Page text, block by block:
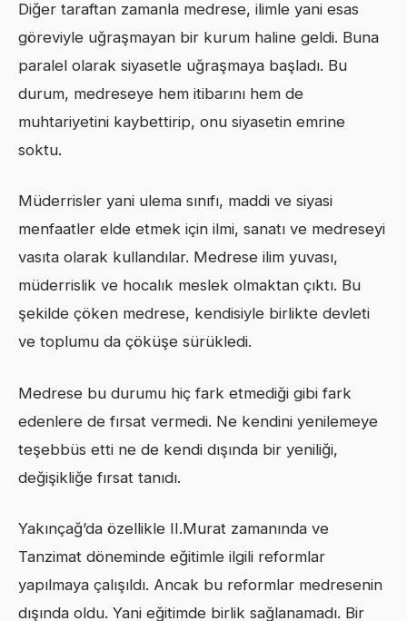
Diğer taraftan zamanla medrese, ilimle yani esas
göreviyle uğraşmayan bir kurum haline geldi. Buna
paralel olarak siyasetle uğraşmaya başladı. Bu
durum, medreseye hem itibarını hem de
muhtariyetini kaybettirip, onu siyasetin emrine
soktu.
Müderrisler yani ulema sınıfı, maddi ve siyasi
menfaatler elde etmek için ilmi, sanatı ve medreseyi
vasıta olarak kullandılar. Medrese ilim yuvası,
müderrislik ve hocalık meslek olmaktan çıktı. Bu
şekilde çöken medrese, kendisiyle birlikte devleti
ve toplumu da çöküşe sürükledi.
Medrese bu durumu hiç fark etmediği gibi fark
edenlere de fırsat vermedi. Ne kendini yenilemeye
teşebbüs etti ne de kendi dışında bir yeniliği,
değişikliğe fırsat tanıdı.
Yakınçağ’da özellikle II.Murat zamanında ve
Tanzimat döneminde eğitimle ilgili reformlar
yapılmaya çalışıldı. Ancak bu reformlar medresenin
dışında oldu. Yani eğitimde birlik sağlanamadı. Bir